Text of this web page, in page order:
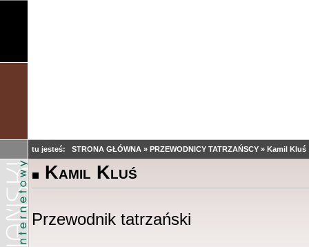
tu jesteś: STRONA GŁÓWNA » PRZEWODNICY TATRZAŃSCY » Kamil Kluś
Kamil Kluś
Przewodnik tatrzański